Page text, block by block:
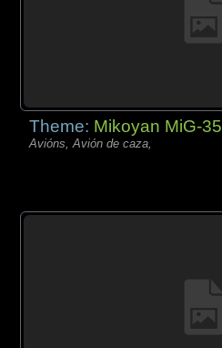
Theme: Mikoyan MiG-35
Avións, Avión de caza,